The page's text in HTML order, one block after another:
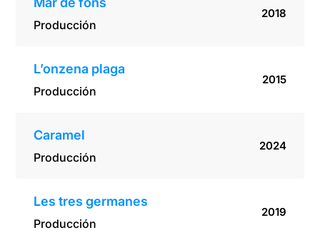
Producción
2018
L’onzena plaga
Producción
2015
Caramel
Producción
2024
Les tres germanes
Producción
2019